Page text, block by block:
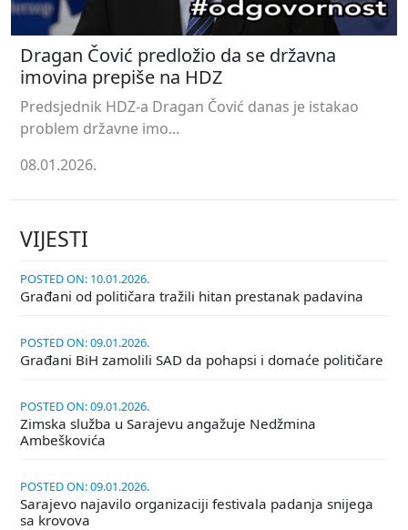
Dragan Čović predložio da se državna
imovina prepiše na HDZ
Predsjednik HDZ-a Dragan Čović danas je istakao
problem državne imo...
08.01.2026.
VIJESTI
POSTED ON: 10.01.2026.
Građani od političara tražili hitan prestanak padavina
POSTED ON: 09.01.2026.
Građani BiH zamolili SAD da pohapsi i domaće političare
POSTED ON: 09.01.2026.
Zimska služba u Sarajevu angažuje Nedžmina
Ambeškovića
POSTED ON: 09.01.2026.
Sarajevo najavilo organizaciji festivala padanja snijega
sa krovova